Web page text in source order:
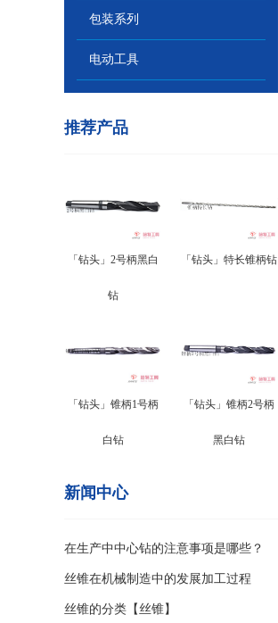
包装系列
电动工具
推荐产品
「钻头」2号柄黑白
钻
「钻头」特长锥柄钻
「钻头」锥柄1号柄
白钻
「钻头」锥柄2号柄
黑白钻
新闻中心
在生产中中心钻的注意事项是哪些？
丝锥在机械制造中的发展加工过程
丝锥的分类【丝锥】